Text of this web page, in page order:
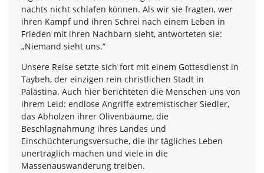
nachts nicht schlafen können. Als wir sie fragten, wer
ihren Kampf und ihren Schrei nach einem Leben in
Frieden mit ihren Nachbarn sieht, antworteten sie:
„Niemand sieht uns.“
Unsere Reise setzte sich fort mit einem Gottesdienst in
Taybeh, der einzigen rein christlichen Stadt in
Palästina. Auch hier berichteten die Menschen uns von
ihrem Leid: endlose Angriffe extremistischer Siedler,
das Abholzen ihrer Olivenbäume, die
Beschlagnahmung ihres Landes und
Einschüchterungsversuche, die ihr tägliches Leben
unerträglich machen und viele in die
Massenauswanderung treiben.